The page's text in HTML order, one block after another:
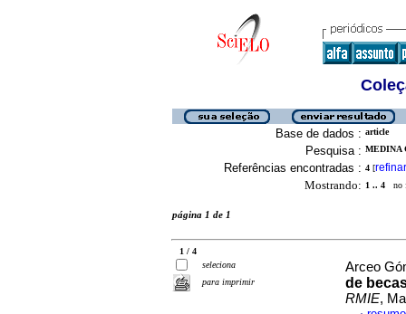
Base de dados : article
Pesquisa : MEDINA
Referências encontradas : 4 [refinar
Mostrando: 1 .. 4 no
página 1 de 1
1 / 4
seleciona
para imprimir
Arceo
de
RMIE,